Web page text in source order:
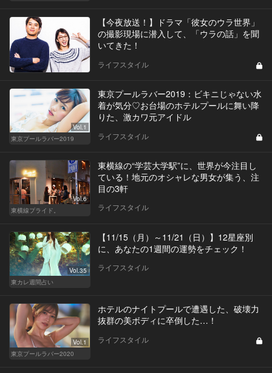
【今夜放送！】ドラマ「彼女のウラ世界」
の撮影現場に潜入して、「ウラの話」を聞
いてきた！
ライフスタイル
Vol.1
東京プールラバー2019
東京プールラバー2019：ビキニじゃない水
着が気分♡お台場のホテルプールに舞い降
りた、激カワ元アイドル
ライフスタイル
Vol.6
東横線プライド。
東横線の“学芸大学駅”に、世界が今注目し
ている！地元のオシャレな男女が集う、注
目の3軒
ライフスタイル
Vol.35
東カレ週間占い
【11/15（月）～11/21（日）】12星座別
に、あなたの1週間の運勢をチェック！
ライフスタイル
Vol.1
東京プールラバー2020
ホテルのナイトプールで遭遇した、破壊力
抜群の美ボディに卒倒した…！
ライフスタイル